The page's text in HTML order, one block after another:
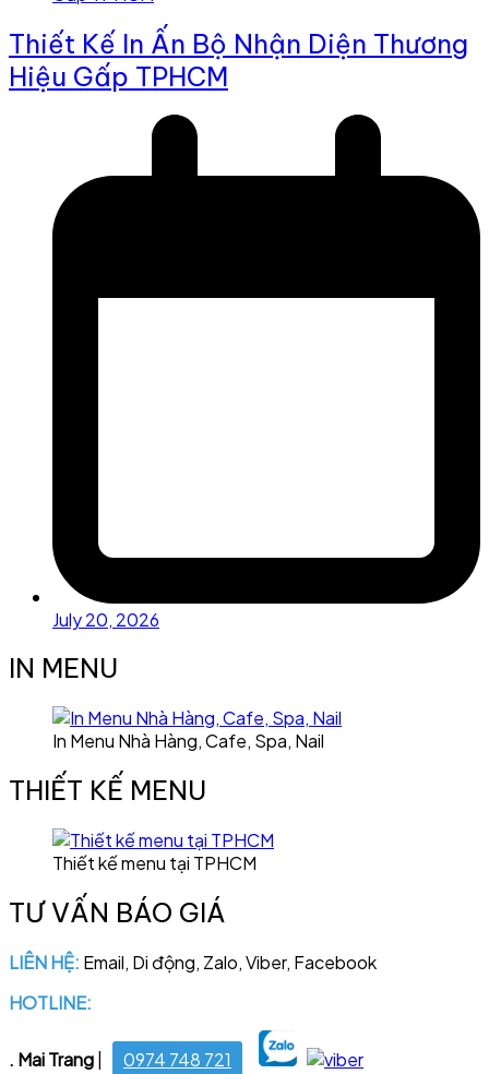
Thiết Kế In Ấn Bộ Nhận Diện Thương
Hiệu Gấp TPHCM
July 20, 2026
IN MENU
In Menu Nhà Hàng, Cafe, Spa, Nail
THIẾT KẾ MENU
Thiết kế menu tại TPHCM
TƯ VẤN BÁO GIÁ
LIÊN HỆ: Email, Di động, Zalo, Viber, Facebook
HOTLINE:
. Mai Trang
0974 748 721